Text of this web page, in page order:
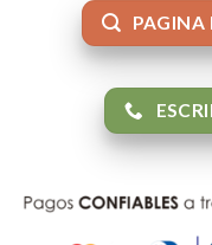
PAGINA